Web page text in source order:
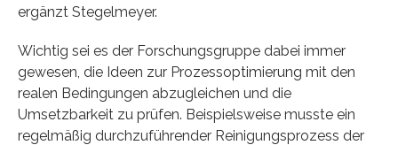
ergänzt Stegelmeyer.
Wichtig sei es der Forschungsgruppe dabei immer
gewesen, die Ideen zur Prozessoptimierung mit den
realen Bedingungen abzugleichen und die
Umsetzbarkeit zu prüfen. Beispielsweise musste ein
regelmäßig durchzuführender Reinigungsprozess der